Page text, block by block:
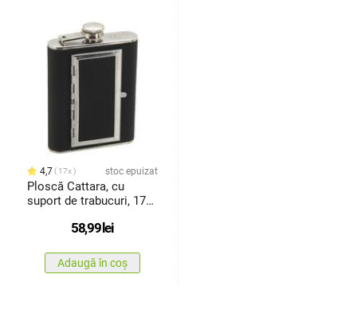
4,7 17x stoc epuizat
Ploscă Cattara, cu
suport de trabucuri, 175
58,99 lei
Adaugă în coș